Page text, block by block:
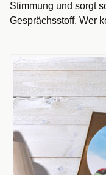
Stimmung und sorgt
Gesprächsstoff. Wer